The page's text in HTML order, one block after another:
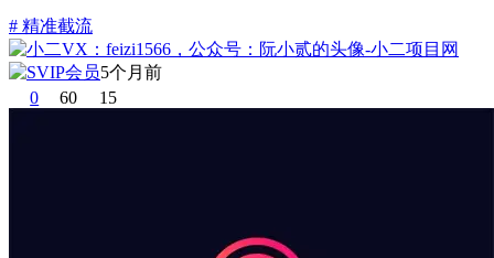
# 精准截流
5个月前
0
60 15